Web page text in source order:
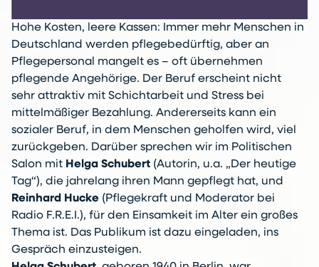
Hohe Kosten, leere Kassen: Immer mehr Menschen in
Deutschland werden pflegebedürftig, aber an
Pflegepersonal mangelt es – oft übernehmen
pflegende Angehörige. Der Beruf erscheint nicht
sehr attraktiv mit Schichtarbeit und Stress bei
mittelmäßiger Bezahlung. Andererseits kann ein
sozialer Beruf, in dem Menschen geholfen wird, viel
zurückgeben. Darüber sprechen wir im Politischen
Salon mit Helga Schubert (Autorin, u.a. „Der heutige
Tag“), die jahrelang ihren Mann gepflegt hat, und
Reinhard Hucke (Pflegekraft und Moderator bei
Radio F.R.E.I.), für den Einsamkeit im Alter ein großes
Thema ist. Das Publikum ist dazu eingeladen, ins
Gespräch einzusteigen.